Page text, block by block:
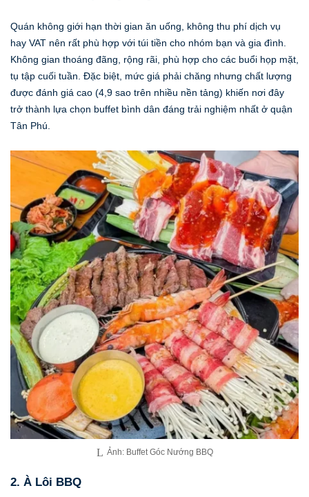
Quán không giới hạn thời gian ăn uống, không thu phí dịch vụ
hay VAT nên rất phù hợp với túi tiền cho nhóm bạn và gia đình.
Không gian thoáng đãng, rộng rãi, phù hợp cho các buổi họp mặt,
tụ tập cuối tuần. Đặc biệt, mức giá phải chăng nhưng chất lượng
được đánh giá cao (4,9 sao trên nhiều nền tảng) khiến nơi đây
trở thành lựa chọn buffet bình dân đáng trải nghiệm nhất ở quận
Tân Phú.
Ảnh: Buffet Góc Nướng BBQ
2. À Lôi BBQ